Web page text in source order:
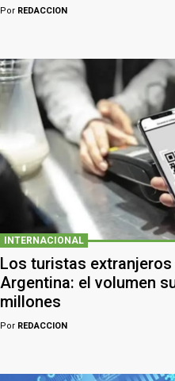
Por REDACCION
INTERNACIONAL
Los turistas extranjeros
Argentina: el volumen
millones
Por REDACCION